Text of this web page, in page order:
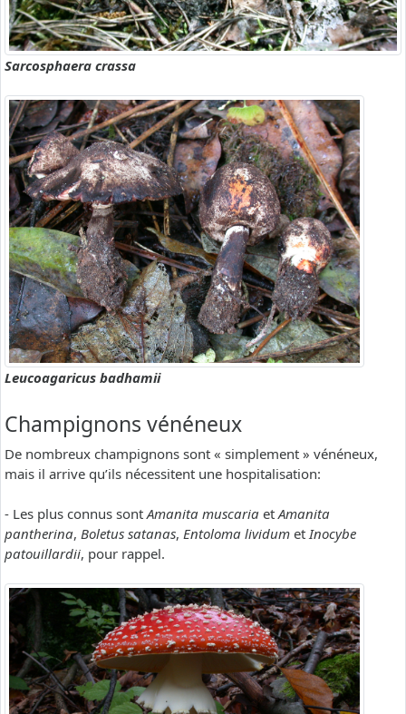
Sarcosphaera crassa
Leucoagaricus badhamii
Champignons vénéneux
De nombreux champignons sont « simplement » vénéneux,
mais il arrive qu’ils nécessitent une hospitalisation:
- Les plus connus sontAmanita muscaria etAmanita
pantherina, Boletus satanas, Entoloma lividum etInocybe
patouillardii, pour rappel.